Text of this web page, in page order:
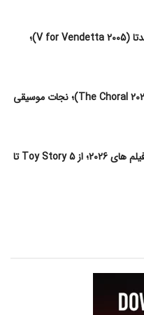
پیشنهاد فیلم وی مثل وندتا (V for Vendetta 2005)؛
پیشنهاد فیلم گروه کر (The Choral 2025)؛ نجات موسیقی
لیست مورد انتظارترین فیلم های 2026؛ از Toy Story 5 تا